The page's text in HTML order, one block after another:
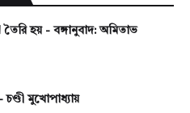
হয় - বঙ্গানুবাদ: অমিতাভ
মুখোপাধ্যায়